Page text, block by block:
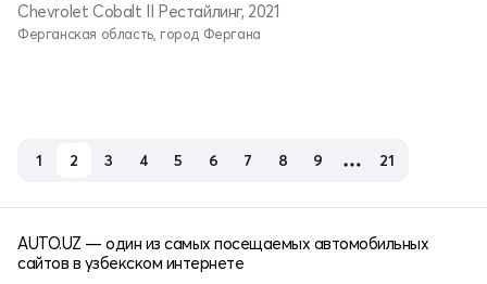
Chevrolet Cobalt II Рестайлинг, 2021
Ферганская область, город Фергана
1 2 3 4 5 6 7 8 9 21
AUTO.UZ — один из самых посещаемых автомобильных
сайтов в узбекском интернете